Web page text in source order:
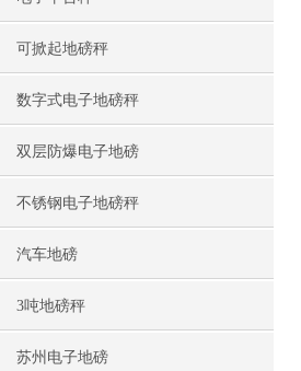
可掀起地磅秤
数字式电子地磅秤
双层防爆电子地磅
不锈钢电子地磅秤
汽车地磅
3吨地磅秤
苏州电子地磅